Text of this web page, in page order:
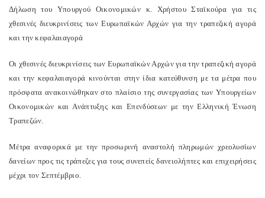
Δήλωση του Υπουργού Οικονομικών κ. Χρήστου Σταϊκούρα για τις
χθεσινές διευκρινίσεις των Ευρωπαϊκών Αρχών για την τραπεζική αγορά
και την κεφαλαιαγορά
Οι χθεσινές διευκρινίσεις των Ευρωπαϊκών Αρχών για την τραπεζική αγορά
και την κεφαλαιαγορά κινούνται στην ίδια κατεύθυνση με τα μέτρα που
πρόσφατα ανακοινώθηκαν στο πλαίσιο της συνεργασίας των Υπουργείων
Οικονομικών και Ανάπτυξης και Επενδύσεων με την Ελληνική Ένωση
Τραπεζών.
Μέτρα αναφορικά με την προσωρινή αναστολή πληρωμών χρεολυσίων
δανείων προς τις τράπεζες για τους συνεπείς δανειολήπτες και επιχειρήσεις
μέχρι τον Σεπτέμβριο.